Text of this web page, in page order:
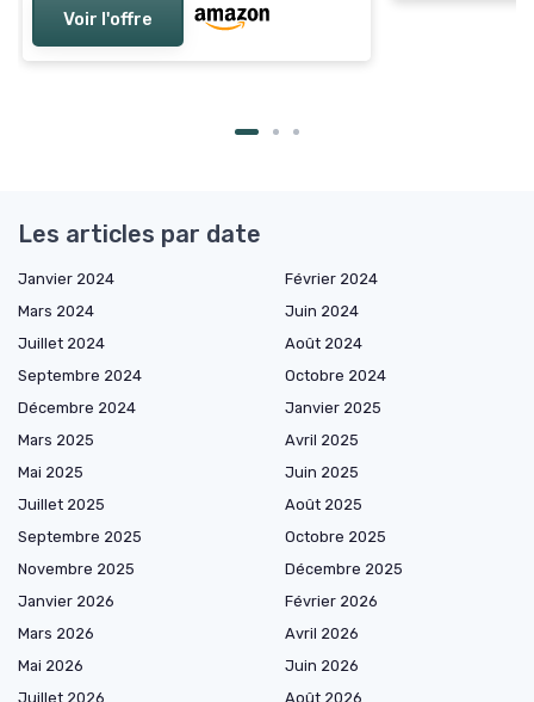
Voir l'offre
Les articles par date
Janvier 2024
Février 2024
Mars 2024
Juin 2024
Juillet 2024
Août 2024
Septembre 2024
Octobre 2024
Décembre 2024
Janvier 2025
Mars 2025
Avril 2025
Mai 2025
Juin 2025
Juillet 2025
Août 2025
Septembre 2025
Octobre 2025
Novembre 2025
Décembre 2025
Janvier 2026
Février 2026
Mars 2026
Avril 2026
Mai 2026
Juin 2026
Juillet 2026
Août 2026